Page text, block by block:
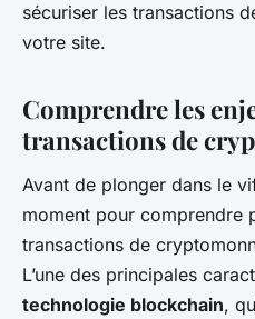
sécuriser les transactions
votre site.
Comprendre les
transactions de
Avant de plonger dans le
moment pour comprendre
transactions de
L’une des principales
technologie blockchain,